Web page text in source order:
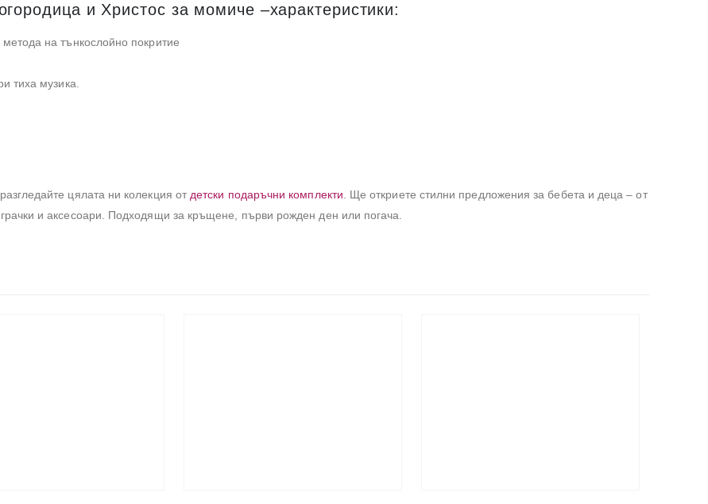
и Христос за момиче –характеристики:
на тънкослойно покритие
тиха музика.
цялата ни колекция отдетски подаръчни комплекти. Ще откриете стилни предложения за бебета и деца – от
и аксесоари. Подходящи за кръщене, първи рожден ден или погача.